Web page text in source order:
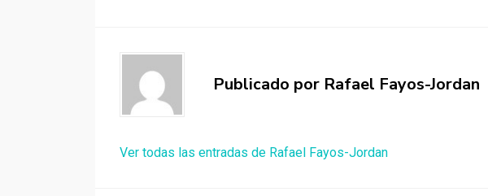
Publicado por Rafael Fayos-Jordan
Ver todas las entradas de Rafael Fayos-Jordan